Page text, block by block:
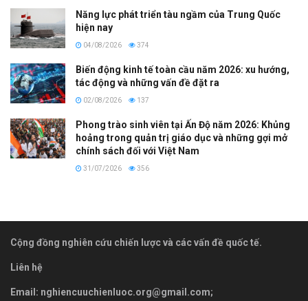
Năng lực phát triển tàu ngầm của Trung Quốc
hiện nay
04/08/2026 374
Biến động kinh tế toàn cầu năm 2026: xu hướng,
tác động và những vấn đề đặt ra
02/08/2026 137
Phong trào sinh viên tại Ấn Độ năm 2026: Khủng
hoảng trong quản trị giáo dục và những gợi mở
chính sách đối với Việt Nam
31/07/2026 356
Cộng đồng nghiên cứu chiến lược và các vấn đề quốc tế.
Liên hệ
Email: nghiencuuchienluoc.org@gmail.com;